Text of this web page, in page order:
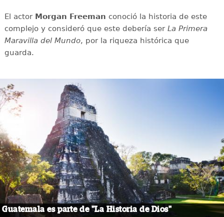
El actor Morgan Freeman conoció la historia de este
complejo y consideró que este debería serLa Primera
Maravilla del Mundo, por la riqueza histórica que
guarda.
Guatemala es parte de "La Historia de Dios"